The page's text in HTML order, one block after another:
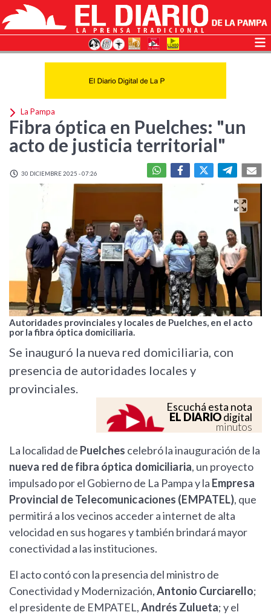
La Pampa
Fibra óptica en Puelches: "un
acto de justicia territorial"
30 DICIEMBRE 2025 - 07:26
Autoridades provinciales y locales de Puelches, en el acto
por la fibra óptica domiciliaria.
Se inauguró la nueva red domiciliaria, con
presencia de autoridades locales y
provinciales.
Escuchá esta nota
EL DIARIOdigital
minutos
La localidad de Puelches celebró la inauguración de la
nueva red de fibra óptica domiciliaria, un proyecto
impulsado por el Gobierno de La Pampa y la Empresa
Provincial de Telecomunicaciones (EMPATEL), que
permitirá a los vecinos acceder a internet de alta
velocidad en sus hogares y también brindará mayor
conectividad a las instituciones.
El acto contó con la presencia del ministro de
Conectividad y Modernización,Antonio Curciarello;
el presidente de EMPATEL,Andrés Zulueta; y el